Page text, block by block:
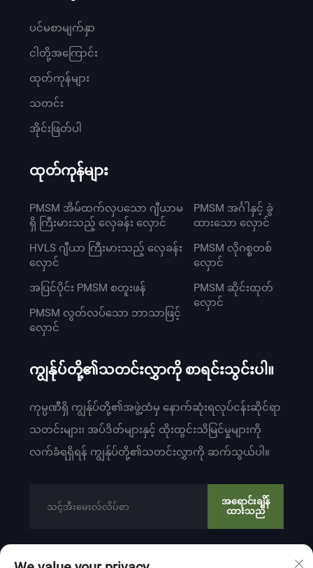
ပင်မစာမျက်နှာ
ငါတို့အကြောင်း
ထုတ်ကုန်များ
သတင်း
အိုင်းဖြတ်ပါ
ထုတ်ကုန်များ
PMSM အိမ်ထက်လှပသော ဂျီယာမ
ရှိ ကြီးမားသည့် လှေခန်း လှောင်
HVLS ဂျီယာ ကြီးမားသည့် လှေခန်း
လှောင်
အပြင်ပိုင်း PMSM စတူးဖန်
PMSM လွတ်လပ်သော ဘာသာဖြင့်
လှောင်
PMSM အင်္ဂါနှင့် ခွဲ
ထားသော လှောင်
PMSM လိုဂစ္စတစ်
လှောင်
PMSM ဆိုင်းထုတ်
လှောင်
ကျွန်ုပ်တို့၏သတင်းလွှာကို စာရင်းသွင်းပါ။
ကုမ္ပဏီရှိ ကျွန်ုပ်တို့၏အဖွဲ့ထံမှ နောက်ဆုံးရလုပ်ငန်းဆိုင်ရာ
သတင်းများ၊ အပ်ဒိတ်များနှင့် ထိုးထွင်းသိမြင်မှုများကို
လက်ခံရရှိရန် ကျွန်ုပ်တို့၏သတင်းလွှာကို ဆက်သွယ်ပါ။
အရောင်းချိန်
ထားသည်